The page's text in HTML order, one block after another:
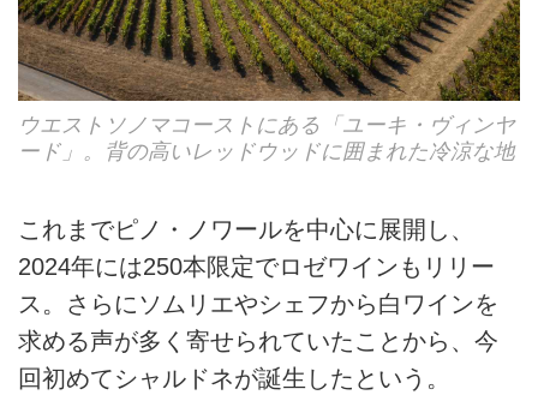
ウエストソノマコーストにある「ユーキ・ヴィンヤ
ード」。背の高いレッドウッドに囲まれた冷涼な地
これまでピノ・ノワールを中心に展開し、
2024年には250本限定でロゼワインもリリー
ス。さらにソムリエやシェフから白ワインを
求める声が多く寄せられていたことから、今
回初めてシャルドネが誕生したという。